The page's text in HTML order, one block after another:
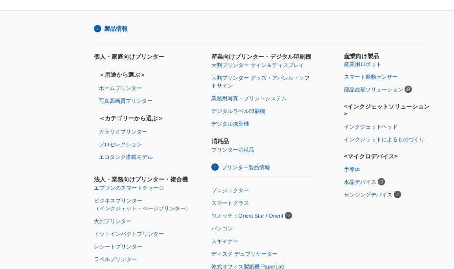
製品情報
個人・家庭向けプリンター
＜用途から選ぶ＞
ホームプリンター
写真高画質プリンター
＜カテゴリーから選ぶ＞
カラリオプリンター
プロセレクション
エコタンク搭載モデル
法人・業務向けプリンター・複合機
エプソンのスマートチャージ
ビジネスプリンター
（インクジェット・ページプリンター）
大判プリンター
ドットインパクトプリンター
レシートプリンター
ラベルプリンター
産業向けプリンター・デジタル印刷機
大判プリンター サイン＆ディスプレイ
大判プリンター グッズ・アパレル・ソフ
トサイン
業務用写真・プリントシステム
デジタルラベル印刷機
デジタル捺染機
消耗品
プリンター消耗品
プリンター製品情報
プロジェクター
スマートグラス
ウオッチ：Orient Star / Orient
パソコン
スキャナー
ディスク デュプリケーター
乾式オフィス製紙機 PaperLab
産業向け製品
産業用ロボット
スマート振動センサー
部品成形ソリューション
<インクジェットソリューション
>
インクジェットヘッド
インクジェットによるものづくり
<マイクロデバイス>
半導体
水晶デバイス
センシングデバイス